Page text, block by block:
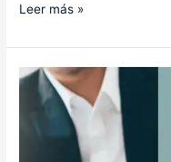
Leer más »
Blog
#68